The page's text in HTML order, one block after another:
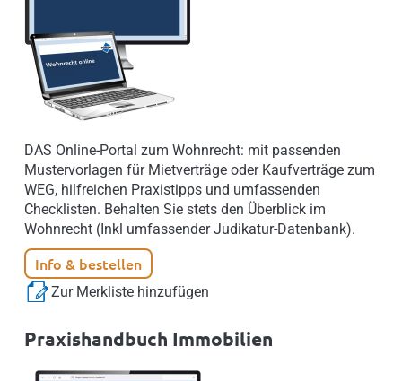
DAS Online-Portal zum Wohnrecht: mit passenden
Mustervorlagen für Mietverträge oder Kaufverträge zum
WEG, hilfreichen Praxistipps und umfassenden
Checklisten. Behalten Sie stets den Überblick im
Wohnrecht (Inkl umfassender Judikatur-Datenbank).
Info & bestellen
Zur Merkliste hinzufügen
Praxishandbuch Immobilien